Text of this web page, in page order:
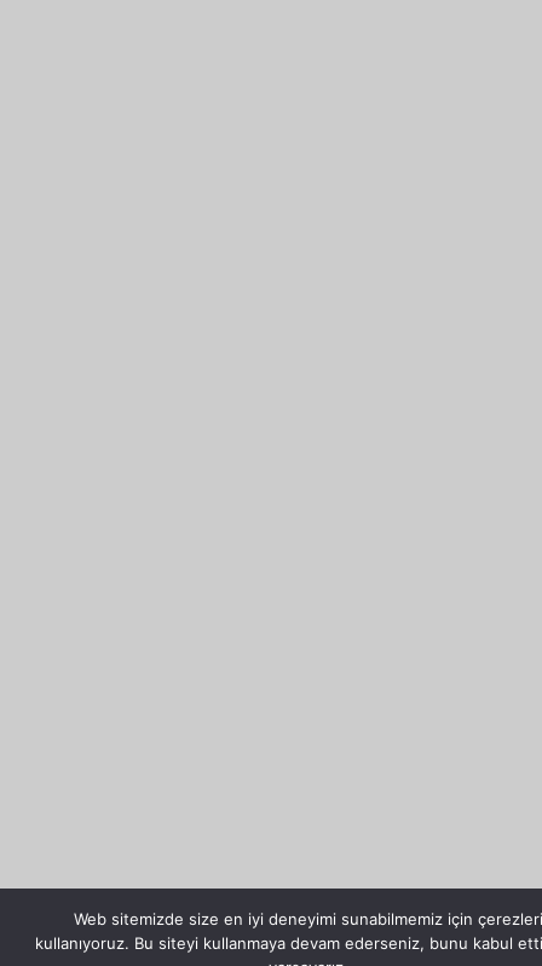
Web sitemizde size en iyi deneyimi sunabilmemiz için çerezleri
kullanıyoruz. Bu siteyi kullanmaya devam ederseniz, bunu kabul